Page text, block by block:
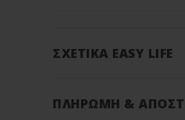
Υλικό
ΣΧΕΤΙΚΆ EASY LIFE
ΠΛΗΡΩΜΉ &